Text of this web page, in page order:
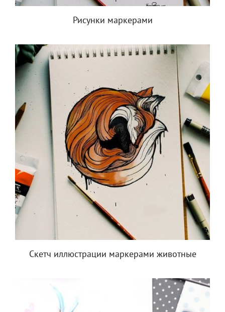
Рисунки маркерами
Скетч иллюстрации маркерами животные